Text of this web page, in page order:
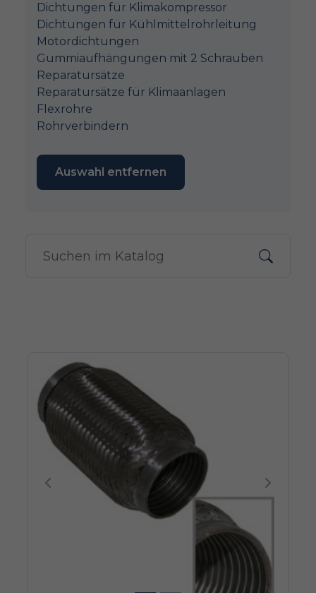
Dichtungen für Klimakompressor
Dichtungen für Kühlmittelrohrleitung
Motordichtungen
Gummiaufhängungen mit 2 Schrauben
Reparatursätze
Reparatursätze für Klimaanlagen
Flexrohre
Rohrverbindern
Auswahl entfernen
Poprzedni